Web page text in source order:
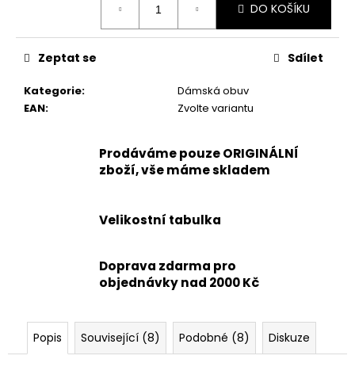
DO KOŠÍKU
Kategorie:
Dámská obuv
EAN: Zvolte variantu
Zeptat se Sdílet
Prodáváme pouze ORIGINÁLNÍ
zboží, vše máme skladem
Velikostní tabulka
Doprava zdarma pro
objednávky nad 2000 Kč
Popis Související (8) Podobné (8) Diskuze
899